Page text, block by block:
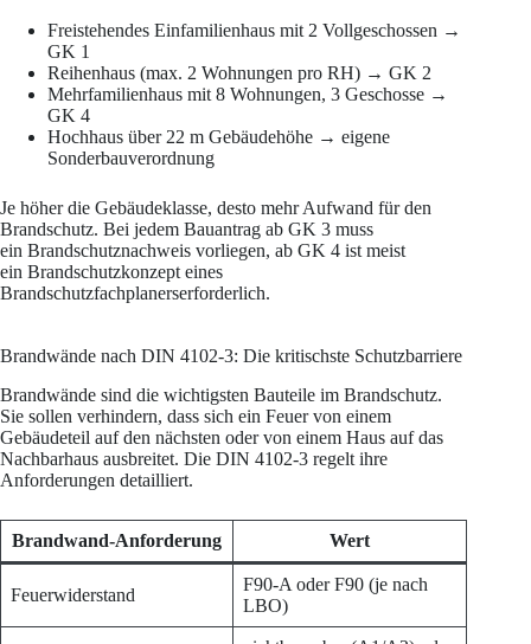
Freistehendes Einfamilienhaus mit 2 Vollgeschossen →
GK 1
Reihenhaus (max. 2 Wohnungen pro RH) → GK 2
Mehrfamilienhaus mit 8 Wohnungen, 3 Geschosse →
GK 4
Hochhaus über 22 m Gebäudehöhe → eigene
Sonderbauverordnung
Je höher die Gebäudeklasse, desto mehr Aufwand für den
Brandschutz. Bei jedem Bauantrag ab GK 3 muss
ein Brandschutznachweis vorliegen, ab GK 4 ist meist
ein Brandschutzkonzept eines
Brandschutzfachplanerserforderlich.
Brandwände nach DIN 4102-3: Die kritischste Schutzbarriere
Brandwände sind die wichtigsten Bauteile im Brandschutz.
Sie sollen verhindern, dass sich ein Feuer von einem
Gebäudeteil auf den nächsten oder von einem Haus auf das
Nachbarhaus ausbreitet. Die DIN 4102-3 regelt ihre
Anforderungen detailliert.
Brandwand-Anforderung Wert
Feuerwiderstand
F90-A oder F90 (je nach
LBO)